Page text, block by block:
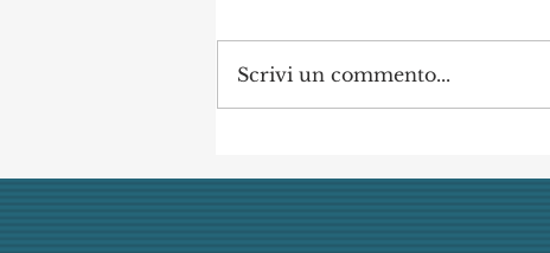
Classica a Uni Vanvitelli
Scrivi un commento...